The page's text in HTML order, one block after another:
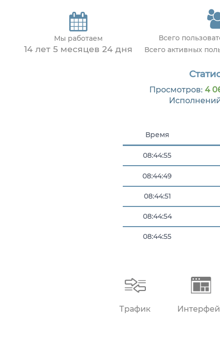
Мы работаем
14 лет 5 месяцев 24 дня
Всего
Всего активных
Просмотров: 4
Время
08:44:55
08:44:49
08:44:51
08:44:54
08:44:55
Трафик